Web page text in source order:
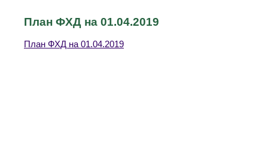
План ФХД на 01.04.2019
План ФХД на 01.04.2019